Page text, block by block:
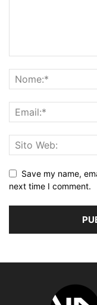
Save my name,
next time I comment.